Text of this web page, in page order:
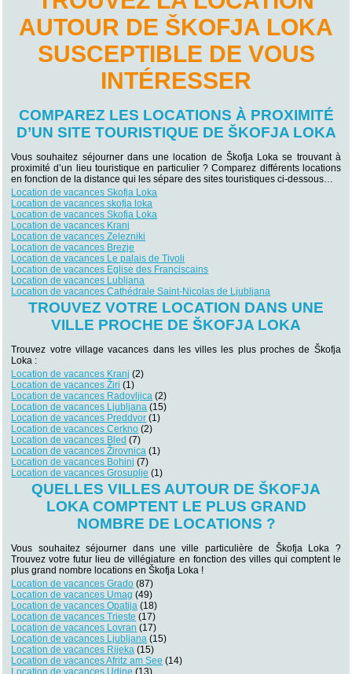
AUTOUR DE ŠKOFJA LOKA
SUSCEPTIBLE DE VOUS
INTÉRESSER
COMPAREZ LES LOCATIONS À PROXIMITÉ
D’UN SITE TOURISTIQUE DE ŠKOFJA LOKA
Vous souhaitez séjourner dans une location de Škofja Loka se trouvant à
proximité d’un lieu touristique en particulier ? Comparez différents locations
en fonction de la distance qui les sépare des sites touristiques ci-dessous…
Location de vacances Skofja Loka
Location de vacances skofja loka
Location de vacances Skofja Loka
Location de vacances Kranj
Location de vacances Zelezniki
Location de vacances Brezje
Location de vacances Le palais de Tivoli
Location de vacances Eglise des Franciscains
Location de vacances Lubljana
Location de vacances Cathédrale Saint-Nicolas de Ljubljana
TROUVEZ VOTRE LOCATION DANS UNE
VILLE PROCHE DE ŠKOFJA LOKA
Trouvez votre village vacances dans les villes les plus proches de Škofja
Loka :
Location de vacances Kranj (2)
Location de vacances Žiri (1)
Location de vacances Radovljica (2)
Location de vacances Ljubljana (15)
Location de vacances Preddvor (1)
Location de vacances Cerkno (2)
Location de vacances Bled (7)
Location de vacances Žirovnica (1)
Location de vacances Bohinj (7)
Location de vacances Grosuplje (1)
QUELLES VILLES AUTOUR DE ŠKOFJA
LOKA COMPTENT LE PLUS GRAND
NOMBRE DE LOCATIONS ?
Vous souhaitez séjourner dans une ville particulière de Škofja Loka ?
Trouvez votre futur lieu de villégiature en fonction des villes qui comptent le
plus grand nombre locations en Škofja Loka !
Location de vacances Grado (87)
Location de vacances Umag (49)
Location de vacances Opatija (18)
Location de vacances Trieste (17)
Location de vacances Lovran (17)
Location de vacances Ljubljana (15)
Location de vacances Rijeka (15)
Location de vacances Afritz am See (14)
Location de vacances Udine (13)